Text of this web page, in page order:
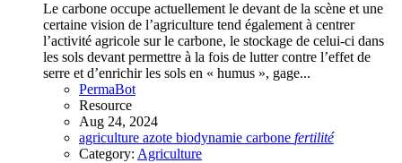
Le carbone occupe actuellement le devant de la scène et une
certaine vision de l’agriculture tend également à centrer
l’activité agricole sur le carbone, le stockage de celui-ci dans
les sols devant permettre à la fois de lutter contre l’effet de
serre et d’enrichir les sols en « humus », gage...
PermaBot
Resource
Aug 24, 2024
agriculture azote biodynamie carbone fertilité
Category: Agriculture